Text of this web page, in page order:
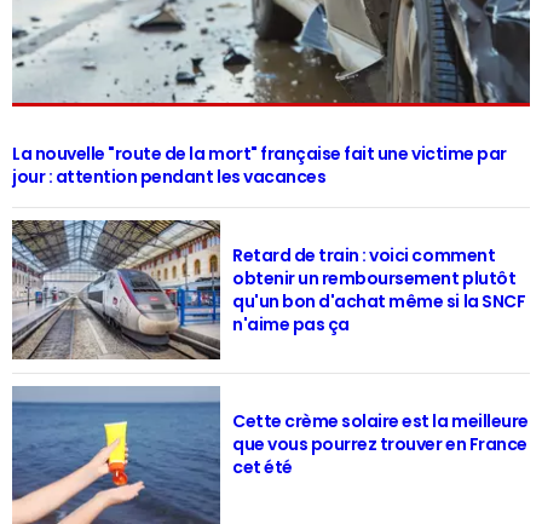
La nouvelle "route de la mort" française fait une victime par
jour : attention pendant les vacances
Retard de train : voici comment
obtenir un remboursement plutôt
qu'un bon d'achat même si la SNCF
n'aime pas ça
Cette crème solaire est la meilleure
que vous pourrez trouver en France
cet été